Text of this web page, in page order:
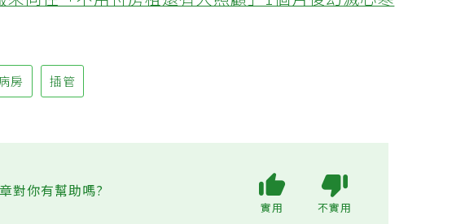
同住「不用付房租還有人照顧」1個月後幻滅心寒
房 插管
對你有幫助嗎?